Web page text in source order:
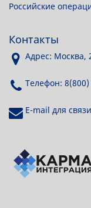
Российские
Контакты
Адрес: Москва,
Телефон: 8(800)
E-mail для